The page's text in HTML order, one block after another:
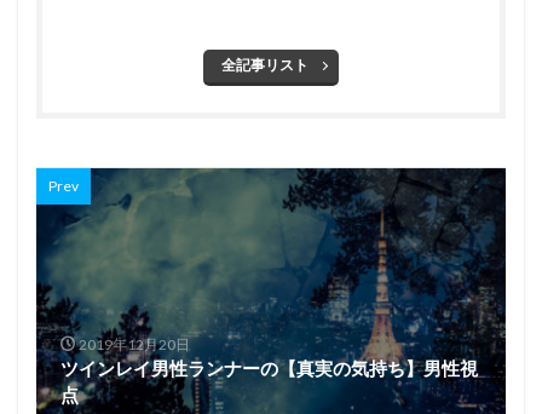
Prev
2019年12月20日
ツインレイ男性ランナーの【真実の気持ち】男性視
点
全記事リスト